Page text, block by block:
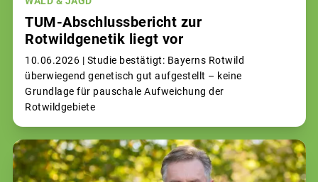
TUM-Abschlussbericht zur
Rotwildgenetik liegt vor
10.06.2026 | Studie bestätigt: Bayerns Rotwild
überwiegend genetisch gut aufgestellt – keine
Grundlage für pauschale Aufweichung der
Rotwildgebiete